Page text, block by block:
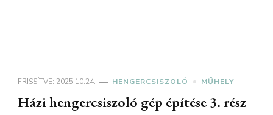
FRISSÍTVE: 2025.10.24. HENGERCSISZOLÓ MŰHELY
Házi hengercsiszoló gép építése 3. rész